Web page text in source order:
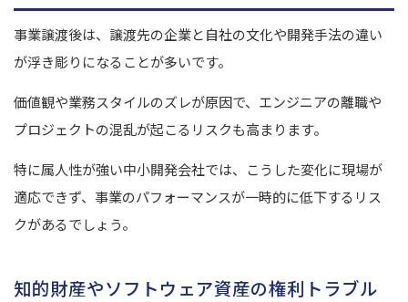
事業譲渡後は、譲渡先の企業と自社の文化や開発手法の違い
が浮き彫りになることが多いです。
価値観や業務スタイルのズレが原因で、エンジニアの離職や
プロジェクトの混乱が起こるリスクも高まります。
特に属人性が強い中小開発会社では、こうした変化に現場が
適応できず、事業のパフォーマンスが一時的に低下するリス
クがあるでしょう。
知的財産やソフトウェア資産の権利トラブル